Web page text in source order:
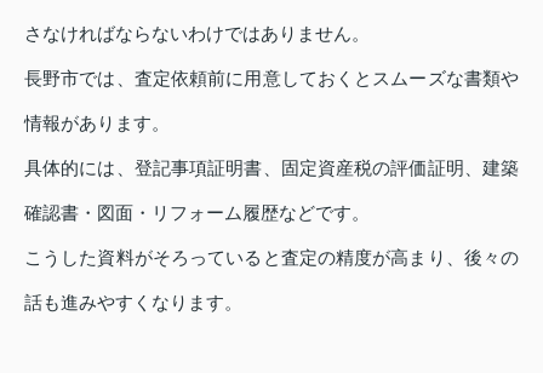
さなければならないわけではありません。
長野市では、査定依頼前に用意しておくとスムーズな書類や
情報があります。
具体的には、登記事項証明書、固定資産税の評価証明、建築
確認書・図面・リフォーム履歴などです。
こうした資料がそろっていると査定の精度が高まり、後々の
話も進みやすくなります。